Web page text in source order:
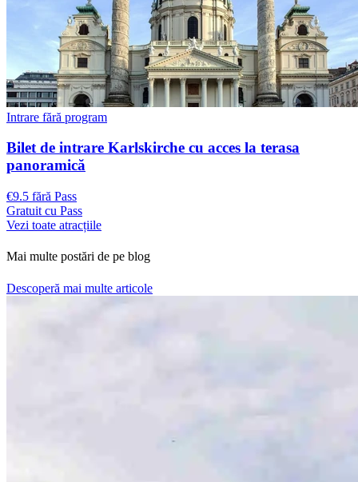
Intrare fără program
Bilet de intrare Karlskirche cu acces la terasa
panoramică
€9.5 fără Pass
Gratuit cu Pass
Vezi toate atracțiile
Mai multe postări de pe blog
Descoperă mai multe articole